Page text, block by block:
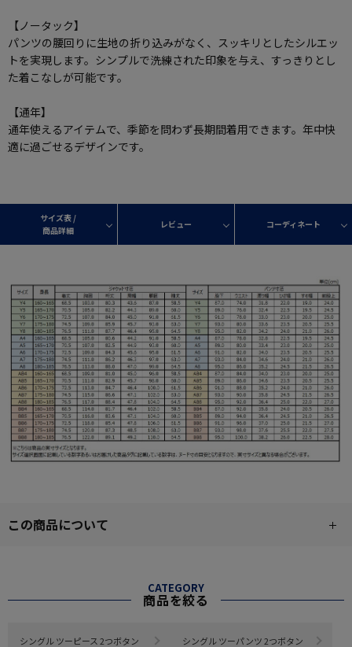
【ノータック】
パンツの腰回りに生地の折り込みがなく、スッキリとしたシルエッ
トを実現します。シンプルで洗練された印象を与え、すっきりとし
た着こなしが可能です。
【通年】
通年使えるアイテムで、季節を問わず長期間着用できます。年中快
適に過ごせるデザインです。
サイズ表 /
商品詳細
レビュー コーディネート
この商品について
CATEGORY
商品を絞る
シングル ツーピース 2つボタン シングル ツーパンツ 2つボタン